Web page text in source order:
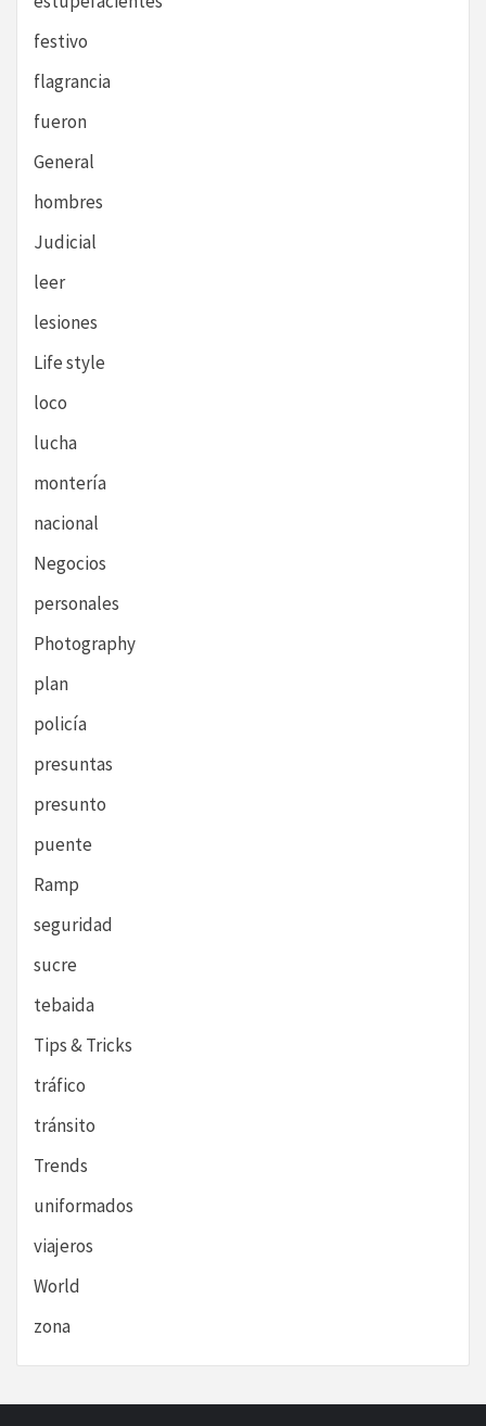
festivo
flagrancia
fueron
General
hombres
Judicial
leer
lesiones
Life style
loco
lucha
montería
nacional
Negocios
personales
Photography
plan
policía
presuntas
presunto
puente
Ramp
seguridad
sucre
tebaida
Tips & Tricks
tráfico
tránsito
Trends
uniformados
viajeros
World
zona